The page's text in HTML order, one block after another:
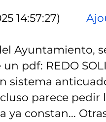
14:57:27)
Ayuntamiento,
pdf: REDO
sistema
parece pedir
ya constan...